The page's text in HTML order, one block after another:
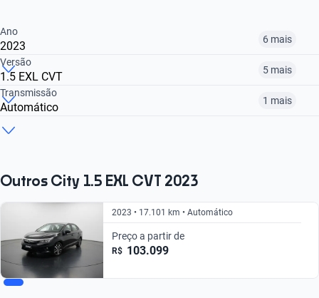
Ano
2023 6 mais
2016
R$ 67.699
Versão
1.5 EXL CVT 5 mais
1.5 DX
Transmissão
Automático 1 mais
R$ 71.499 R$ 67.699
Outros City 1.5 EXL CVT 2023
2023 • 17.101 km • Automático
Preço a partir de
R$ 103.099